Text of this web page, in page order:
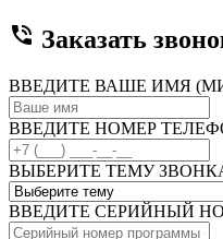
phone_in_talk Заказать
ВВЕДИТЕ ВАШЕ ИМЯ
ВВЕДИТЕ НОМЕР
ВЫБЕРИТЕ ТЕМУ
ВВЕДИТЕ СЕРИЙНЫЙ